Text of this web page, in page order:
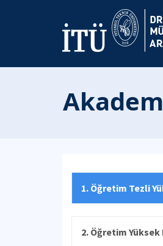
1. Öğretim Tezli
2. Öğretim Yüksek